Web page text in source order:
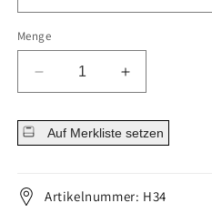
Menge
Menge
für
Hufeisen
Piercing
Silber
Menge
für
Hufeisen
Piercing
Silber
Auf Merkliste setzen
Artikelnummer: H34